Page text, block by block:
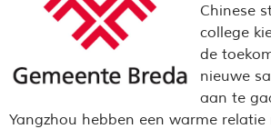
Chinese
college
de
nieuwe
aan te
Yangzhou hebben een warme